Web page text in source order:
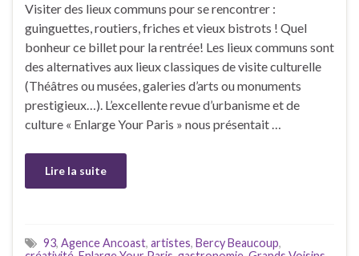
Visiter des lieux communs pour se rencontrer :
guinguettes, routiers, friches et vieux bistrots ! Quel
bonheur ce billet pour la rentrée! Les lieux communs sont
des alternatives aux lieux classiques de visite culturelle
(Théâtres ou musées, galeries d’arts ou monuments
prestigieux…). L’excellente revue d’urbanisme et de
culture « Enlarge Your Paris » nous présentait …
Lire la suite
93, Agence Ancoast, artistes, Bercy Beaucoup,